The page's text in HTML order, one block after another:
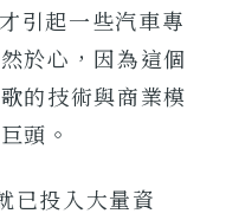
引起一些汽車專
於心，因為這個
的技術與商業模
頭。
已投入大量資